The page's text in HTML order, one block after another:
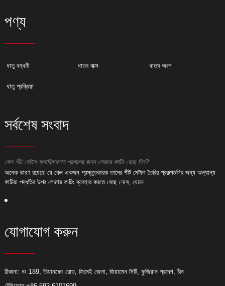
পণ্য
ধাতু বন্ধনী ধাতব বাক্স ধাতব অংশ
ধাতু প্রক্রিয়া
সর্বশেষ সংবাদ
কেন শীট মেটাল ফ্যাব্রিকেশন প্রকল্পের জন্য লেজার কাটিং বেছে নিন?
অনেক কারণ রয়েছে যে কেন একজন প্রস্তুতকারক তাদের শীট মেটাল তৈরির প্রকল্পগুলির জন্য অন্যান্য
কাটিয়া পদ্ধতির উপর লেজার কাটিং ব্যবহার করতে বেছে নেবে, যেমন:
যোগাযোগ করুন
ঠিকানা: নং 189, তিয়ানফেং রোড, জিমেই জেলা, জিয়ামেন সিটি, ফুজিয়ান প্রদেশ, চীন